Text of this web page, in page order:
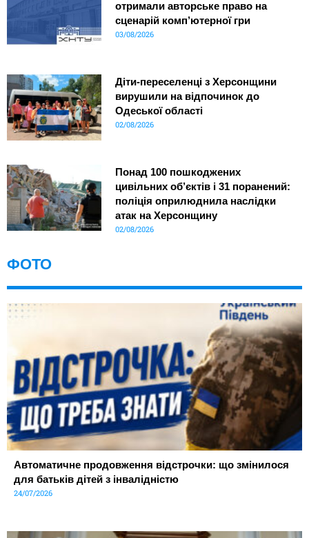
отримали авторське право на
сценарій комп’ютерної гри
03/08/2026
Діти-переселенці з Херсонщини
вирушили на відпочинок до
Одеської області
02/08/2026
Понад 100 пошкоджених
цивільних об’єктів і 31 поранений:
поліція оприлюднила наслідки
атак на Херсонщину
02/08/2026
ФОТО
Автоматичне продовження відстрочки: що змінилося
для батьків дітей з інвалідністю
24/07/2026